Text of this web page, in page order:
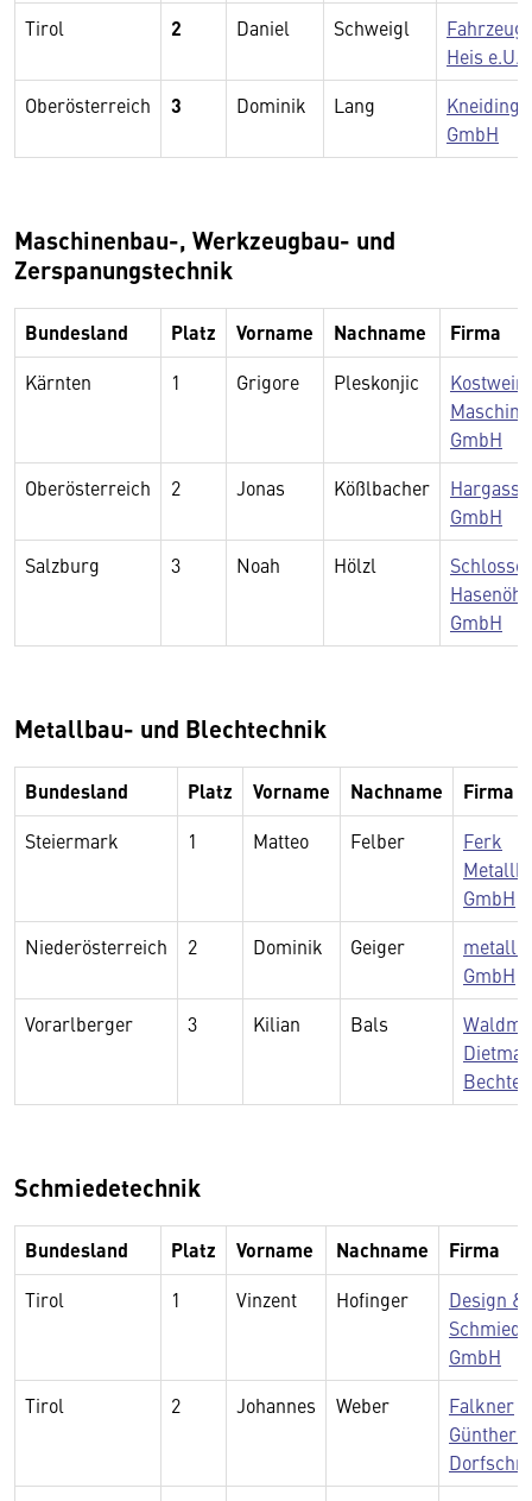
Tirol
2 Daniel Schweigl
Heis e.U.
Oberösterreich
3 Dominik Lang
GmbH
Maschinenbau-, Werkzeugbau- und
Zerspanungstechnik
Bundesland Platz Vorname Nachname Firma
Kärnten 1 Grigore Pleskonjic
Kostwein
GmbH
Oberösterreich
2 Jonas Kößlbacher
GmbH
Salzburg
3 Noah Hölzl
GmbH
Metallbau- und Blechtechnik
Bundesland Platz Vorname Nachname Firma
Steiermark 1 Matteo Felber
Ferk
GmbH
Niederösterreich
2 Dominik Geiger
GmbH
Vorarlberger
3 Kilian Bals
Dietmar
Bechter
Schmiedetechnik
Bundesland Platz Vorname Nachname Firma
Tirol 1 Vinzent Hofinger
Design &
Schmiede
GmbH
Tirol
2 Johannes Weber
Falkner
Günther